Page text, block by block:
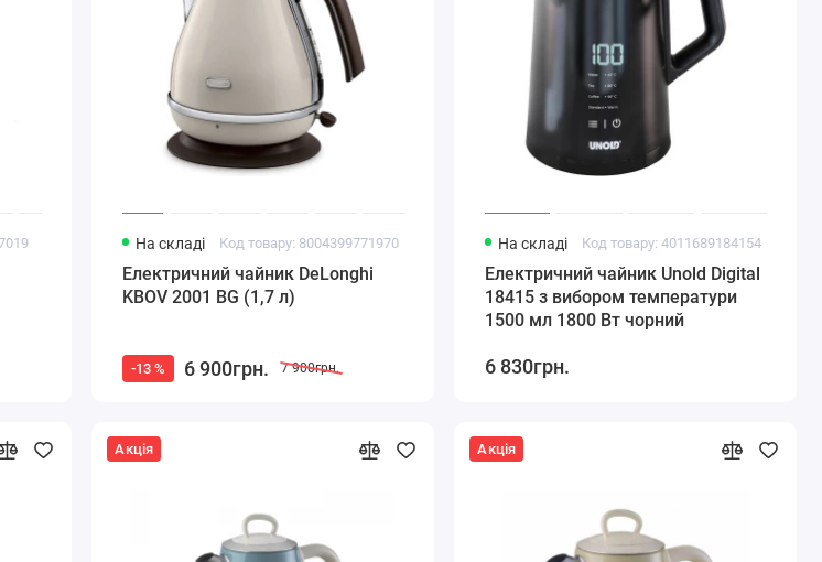
На складі Код товару: 8004399771970
Електричний чайник DeLonghi
KBOV 2001 BG (1,7 л)
-13 % 6 900грн. 7 900грн.
На складі Код товару: 4011689184154
Електричний чайник Unold Digital
18415 з вибором температури
1500 мл 1800 Вт чорний
6 830грн.
Акція Акція